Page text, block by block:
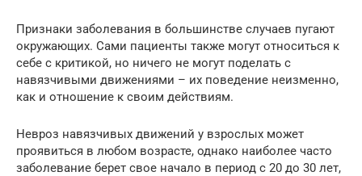
Признаки заболевания в большинстве случаев пугают
окружающих. Сами пациенты также могут относиться к
себе с критикой, но ничего не могут поделать с
навязчивыми движениями – их поведение неизменно,
как и отношение к своим действиям.
Невроз навязчивых движений у взрослых может
проявиться в любом возрасте, однако наиболее часто
заболевание берет свое начало в период с 20 до 30 лет,